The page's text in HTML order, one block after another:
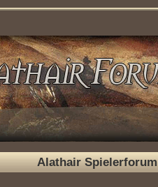
Alathair Spielerforum